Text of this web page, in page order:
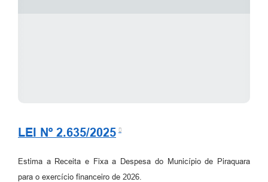
LEI Nº 2.635/2025
Estima a Receita e Fixa a Despesa do Município de Piraquara
para o exercício financeiro de 2026.